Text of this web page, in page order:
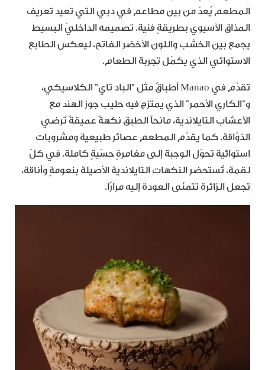
المطعم يُعدّ من بين مطاعم في دبي التي تعيد تعريف
المذاق الآسيوي بطريقةٍ فنية. تصميمه الداخليّ البسيط
يجمع بين الخشب واللون الأخضر الفاتح، ليعكس الطابع
الاستوائي الذي يكمّل تجربة الطعام.
تقدَّم في Manao أطباقٌ مثل “الباد تاي” الكلاسيكي،
و”الكاري الأحمر” الذي يمتزج فيه حليب جوز الهند مع
الأعشاب التايلاندية، مانحاً الطبق نكهةً عميقةً تُرضي
الذوّاقة. كما يقدّم المطعم عصائر طبيعية ومشروبات
استوائية تحوّل الوجبة إلى مغامرةٍ حسّيةٍ كاملة. في كلّ
لقمة، تُستحضر النكهات التايلاندية الأصيلة بنعومةٍ وأناقة،
تجعل الزائرة تتمنّى العودة إليه مرارًا.